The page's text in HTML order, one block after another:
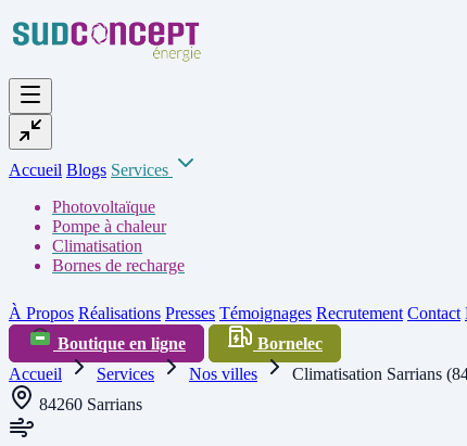
Accueil Blogs Services
Photovoltaïque
Pompe à chaleur
Climatisation
Bornes de recharge
À Propos Réalisations Presses Témoignages Recrutement Contact
Boutique en ligne
Bornelec
Accueil
Services Nos villes
Climatisation Sarrians
84260 Sarrians